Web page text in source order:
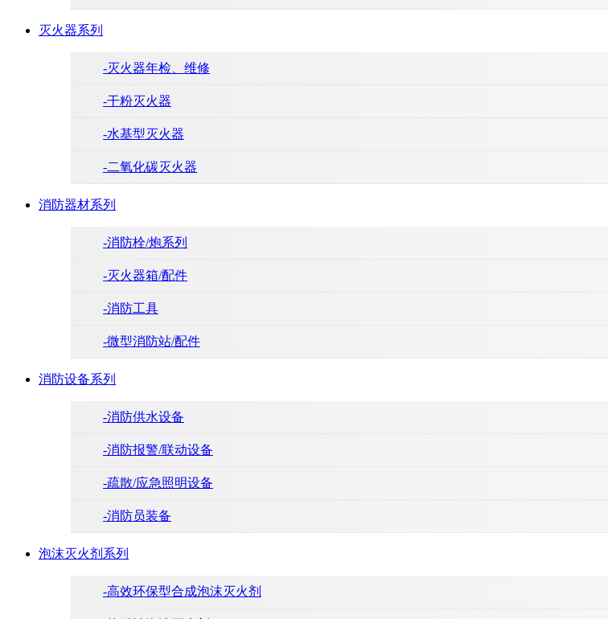
灭火器系列
-灭火器年检、维修
-干粉灭火器
-水基型灭火器
-二氧化碳灭火器
消防器材系列
-消防栓/炮系列
-灭火器箱/配件
-消防工具
-微型消防站/配件
消防设备系列
-消防供水设备
-消防报警/联动设备
-疏散/应急照明设备
-消防员装备
泡沫灭火剂系列
-高效环保型合成泡沫灭火剂